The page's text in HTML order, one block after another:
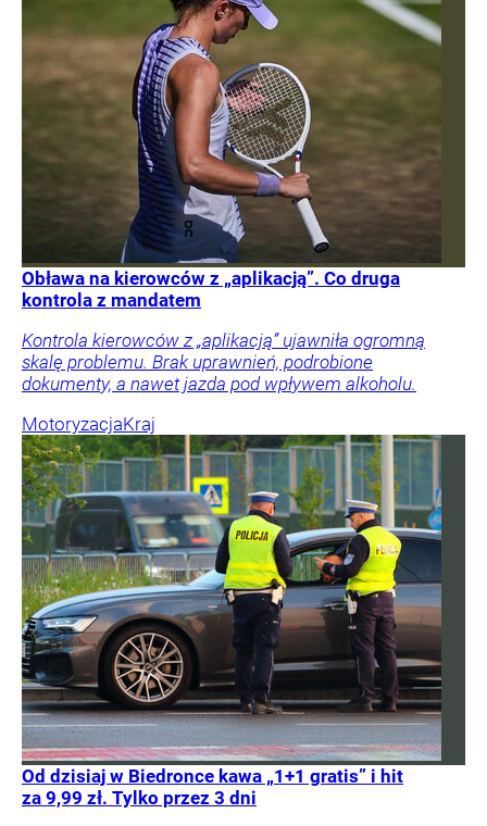
Obława na kierowców z „aplikacją”. Co druga
kontrola z mandatem
Kontrola kierowców z „aplikacją” ujawniła ogromną
skalę problemu. Brak uprawnień, podrobione
dokumenty, a nawet jazda pod wpływem alkoholu.
MotoryzacjaKraj
Od dzisiaj w Biedronce kawa „1+1 gratis” i hit
za 9,99 zł. Tylko przez 3 dni